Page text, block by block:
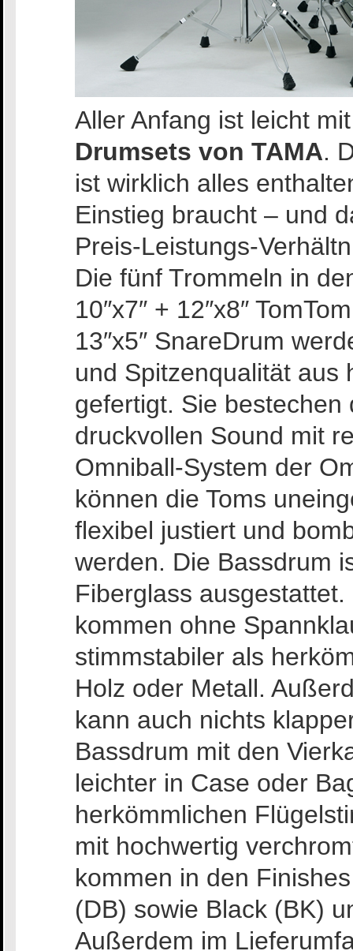
Aller Anfang ist leicht
Drumsets von TAMA.
ist wirklich alles
Einstieg braucht – und
Preis-Leistungs-
Die fünf Trommeln in
10″x7″ + 12″x8″
13″x5″ SnareDrum
und Spitzenqualität aus
gefertigt. Sie
druckvollen Sound mit
Omniball-System der
können die Toms
flexibel justiert und
werden. Die Bassdrum
Fiberglass
kommen ohne
stimmstabiler als
Holz oder Metall.
kann auch nichts
Bassdrum mit den
leichter in Case oder
herkömmlichen
mit hochwertig
kommen in den
(DB) sowie Black (BK)
Außerdem im